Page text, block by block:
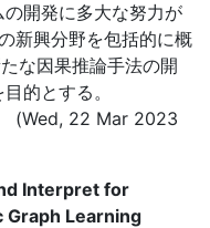
開発に多大な努力が
新興分野を包括的に概
な因果推論手法の開
的とする。
(Wed, 22 Mar 2023
Interpret for
Learning